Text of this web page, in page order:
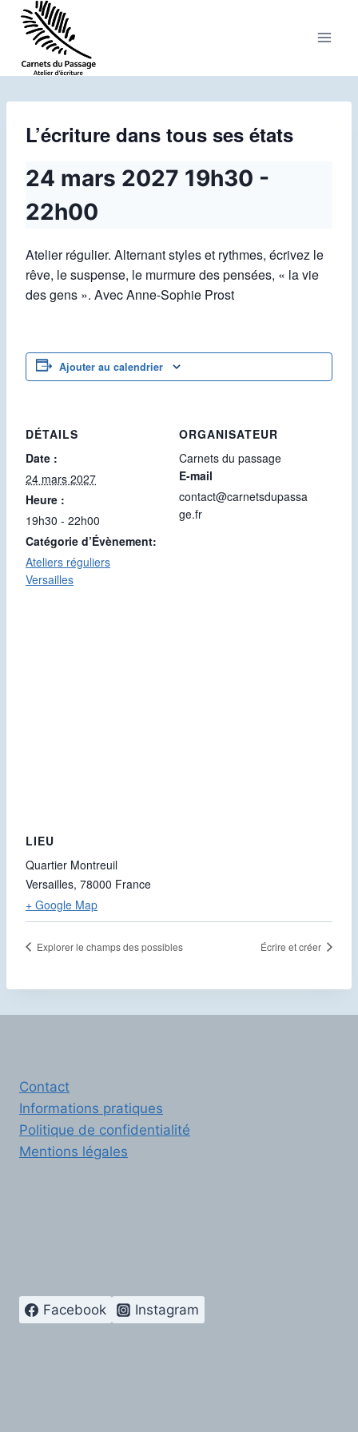
Aller
contenu
L’écriture dans tous ses états
24 mars 2027 19h30 -
22h00
Atelier régulier. Alternant styles et rythmes, écrivez le
rêve, le suspense, le murmure des pensées, « la vie
des gens ». Avec Anne-Sophie Prost
Ajouter au calendrier
DÉTAILS
Date :
24 mars 2027
Heure :
19h30 - 22h00
Catégorie d’Évènement:
Ateliers réguliers
Versailles
ORGANISATEUR
Carnets du passage
E-mail
contact@carnetsdupassa
ge.fr
LIEU
Quartier Montreuil
Versailles, 78000 France
+ Google Map
Explorer le champs des possibles Écrire et créer
Contact
Informations pratiques
Politique de confidentialité
Mentions légales
Facebook Instagram